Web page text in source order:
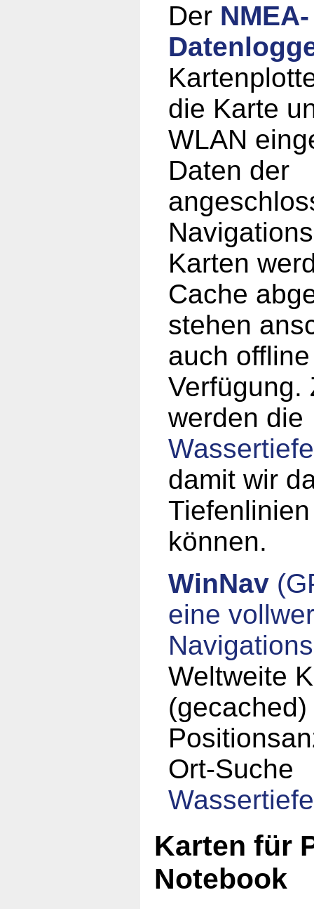
Der NMEA-
die Karte
WLAN
Daten der
Karten
Cache
stehen
auch
Verfügung.
werden die
damit wir
können.
WinNav
eine
Weltweite
(gecached)
Ort-Suche
Karten für
Notebook